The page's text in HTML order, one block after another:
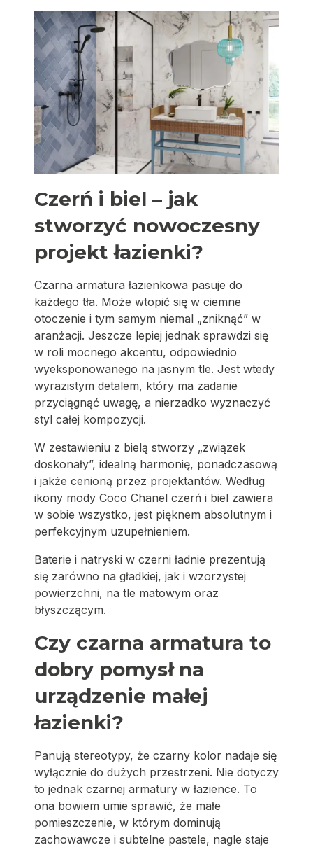
Czerń i biel – jak
stworzyć nowoczesny
projekt łazienki?
Czarna armatura łazienkowa pasuje do
każdego tła. Może wtopić się w ciemne
otoczenie i tym samym niemal „zniknąć” w
aranżacji. Jeszcze lepiej jednak sprawdzi się
w roli mocnego akcentu, odpowiednio
wyeksponowanego na jasnym tle. Jest wtedy
wyrazistym detalem, który ma zadanie
przyciągnąć uwagę, a nierzadko wyznaczyć
styl całej kompozycji.
W zestawieniu z bielą stworzy „związek
doskonały”, idealną harmonię, ponadczasową
i jakże cenioną przez projektantów. Według
ikony mody Coco Chanel czerń i biel zawiera
w sobie wszystko, jest pięknem absolutnym i
perfekcyjnym uzupełnieniem.
Baterie i natryski w czerni ładnie prezentują
się zarówno na gładkiej, jak i wzorzystej
powierzchni, na tle matowym oraz
błyszczącym.
Czy czarna armatura to
dobry pomysł na
urządzenie małej
łazienki?
Panują stereotypy, że czarny kolor nadaje się
wyłącznie do dużych przestrzeni. Nie dotyczy
to jednak czarnej armatury w łazience. To
ona bowiem umie sprawić, że małe
pomieszczenie, w którym dominują
zachowawcze i subtelne pastele, nagle staje